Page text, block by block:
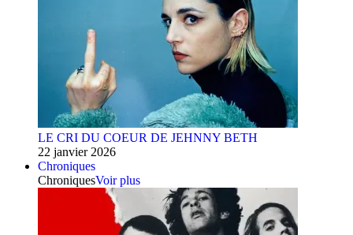
LE CRI DU COEUR DE JEHNNY BETH
22 janvier 2026
Chroniques
ChroniquesVoir plus